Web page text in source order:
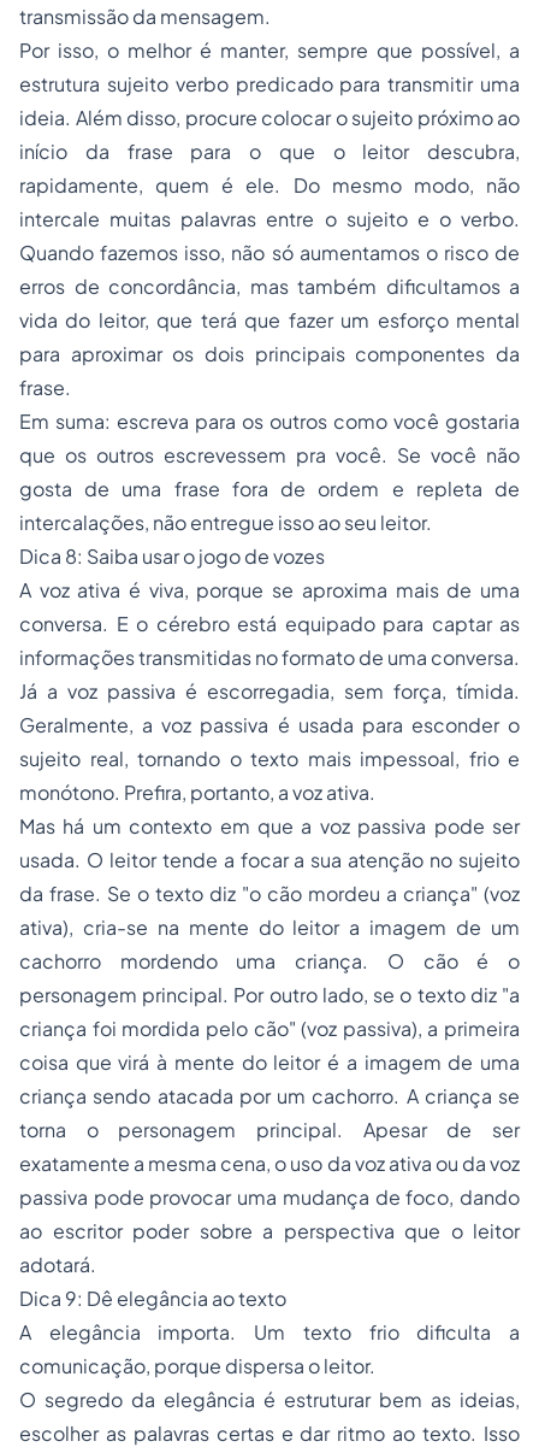
transmissão da mensagem.
Por isso, o melhor é manter, sempre que possível, a
estrutura sujeito verbo predicadopara transmitir uma
ideia. Além disso, procure colocar o sujeito próximo ao
início da frase para o que o leitor descubra,
rapidamente, quem é ele. Do mesmo modo, não
intercale muitas palavras entre o sujeito e o verbo.
Quando fazemos isso, não só aumentamos o risco de
erros de concordância, mas também dificultamos a
vida do leitor, que terá que fazer um esforço mental
para aproximar os dois principais componentes da
frase.
Em suma: escreva para os outros como você gostaria
que os outros escrevessem pra você. Se você não
gosta de uma frase fora de ordem e repleta de
intercalações, não entregue isso ao seu leitor.
Dica 8: Saiba usar o jogo de vozes
A voz ativa é viva, porque se aproxima mais de uma
conversa. E o cérebro está equipado para captar as
informações transmitidas no formato de uma conversa.
Já a voz passiva é escorregadia, sem força, tímida.
Geralmente, a voz passiva é usada para esconder o
sujeito real, tornando o texto mais impessoal, frio e
monótono. Prefira, portanto, a voz ativa.
Mas há um contexto em que a voz passiva pode ser
usada. O leitor tende a focar a sua atenção no sujeito
da frase. Se o texto diz "o cão mordeu a criança" (voz
ativa), cria-se na mente do leitor a imagem de um
cachorro mordendo uma criança. O cão é o
personagem principal. Por outro lado, se o texto diz "a
criança foi mordida pelo cão" (voz passiva), a primeira
coisa que virá à mente do leitor é a imagem de uma
criança sendo atacada por um cachorro. A criança se
torna o personagem principal. Apesar de ser
exatamente a mesma cena, o uso da voz ativa ou da voz
passiva pode provocar uma mudança de foco, dando
ao escritor poder sobre a perspectiva que o leitor
adotará.
Dica 9: Dê elegância ao texto
A elegância importa. Um texto frio dificulta a
comunicação, porque dispersa o leitor.
O segredo da elegância é estruturar bem as ideias,
escolher as palavras certas e dar ritmo ao texto. Isso